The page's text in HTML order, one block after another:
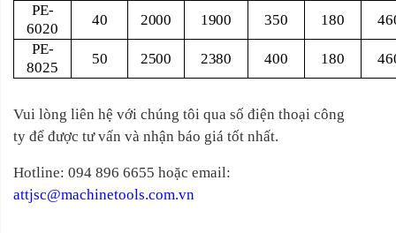
PE-
6020
40 2000 1900 350 180
PE-
8025
50 2500 2380 400 180
Vui lòng liên hệ với chúng tôi qua số điện thoại công
ty để được tư vấn và nhận báo giá tốt nhất.
Hotline: 094 896 6655 hoặc email:
attjsc@machinetools.com.vn